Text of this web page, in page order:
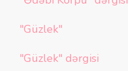
"Güzlek"
"Güzlek" dərgisi